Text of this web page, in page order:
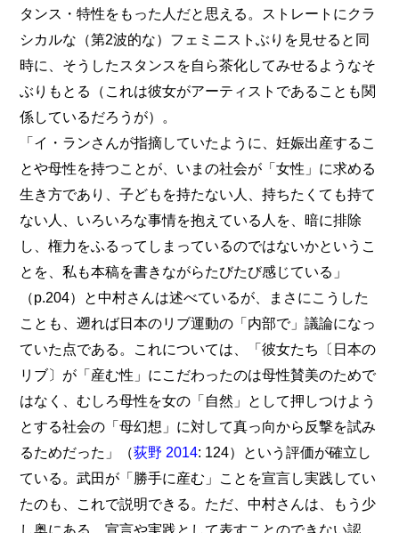
タンス・特性をもった人だと思える。ストレートにクラ
シカルな（第2波的な）フェミニストぶりを見せると同
時に、そうしたスタンスを自ら茶化してみせるようなそ
ぶりもとる（これは彼女がアーティストであることも関
係しているだろうが）。
「イ・ランさんが指摘していたように、妊娠出産するこ
とや母性を持つことが、いまの社会が「女性」に求める
生き方であり、子どもを持たない人、持ちたくても持て
ない人、いろいろな事情を抱えている人を、暗に排除
し、権力をふるってしまっているのではないかというこ
とを、私も本稿を書きながらたびたび感じている」
（p.204）と中村さんは述べているが、まさにこうした
ことも、遡れば日本のリブ運動の「内部で」議論になっ
ていた点である。これについては、「彼女たち〔日本の
リブ〕が「産む性」にこだわったのは母性賛美のためで
はなく、むしろ母性を女の「自然」として押しつけよう
とする社会の「母幻想」に対して真っ向から反撃を試み
るためだった」（荻野 2014: 124）という評価が確立し
ている。武田が「勝手に産む」ことを宣言し実践してい
たのも、これで説明できる。ただ、中村さんは、もう少
し奥にある、宣言や実践として表すことのできない認